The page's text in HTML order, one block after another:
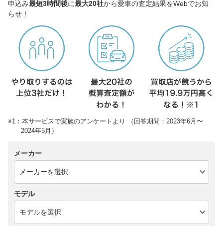
申込み最短3時間後に最大20社から愛車の査定結果をWebでお知
らせ！
※1：本サービスで実施のアンケートより （回答期間：2023年6月〜
2024年5月）
メーカー
モデル